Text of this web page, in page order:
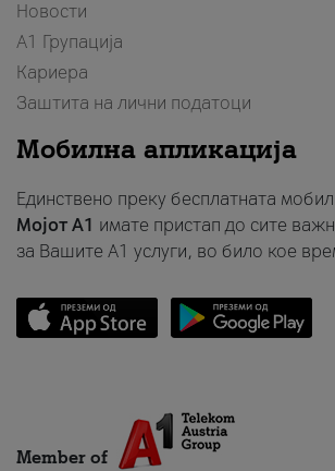
Новости
А1 Групација
Кариера
Заштита на лични податоци
Мобилна апликација
Единствено преку бесплатната
Мојот A1 имате пристап до сите
за Вашите A1 услуги, во било кое
Member of